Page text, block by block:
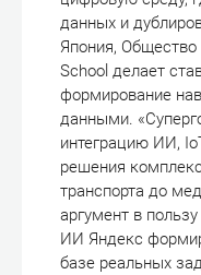
данных и
Япония,
School делает
формирование
данными.
интеграцию ИИ,
решения
транспорта до
аргумент в
ИИ Яндекс
базе реальных